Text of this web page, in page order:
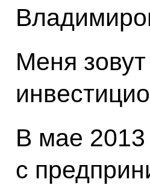
Меня
В мае 2013
с